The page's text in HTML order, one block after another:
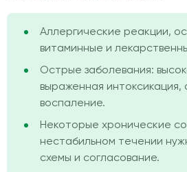
Аллергические реакции,
витаминные и
Острые заболевания:
выраженная интоксикация,
воспаление.
Некоторые хронические
нестабильном течении
схемы и согласование.